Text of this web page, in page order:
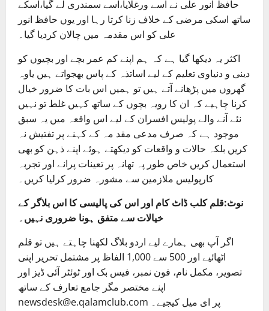
حافظ انور علی نے اسے ورغلایا،اْسے سمندری لے گیا،اسکے
ساتھ اسکی مرضی کے خلاف زنا کرتا رہا اور یوں حافظ انور
علی کو اس مقدمہ میں چالان کردیا گیا۔
اکثر یہ دیکھا گیا ہے کہ ہم اپنے کم عمر بچے اور بچیوں کو
دینی و دنیاوی تعلیم کے لیے اساتذہ کے پاس بھجواتے ہیں یاوہ
گھروں میں پڑھانے آتے ہیں تو ہمیں اس بات کا ضرور خیال
کرنا چاہیے کہ ان کا رویہ بچوں کے ساتھ کہیں غلط تو نہیں
نئے آنے والے پولیس افسران کے لیے اس واقعہ میں یہ سبق
موجود ہے کہ صرف مدعی مقد مہ کے کہنے پر تفتیش نہ
کریں بلکہ حالات و واقعات کو دیکھتے ہوئے اپنے ذہن کو بھی
استعمال کریں خاص طور پہ تھانہ پر تعینات پرانے اور تجربہ
کارپولیس ملازمین سے مشورہ ضرور کرلیا کریں۔
نوٹ:قلم کلب ڈاٹ کام اور اس کی پالیسی کا اس بلاگر کے
خیالات سے متفق ہونا ضروری نہیں۔
اگر آپ بھی ہمارے لیے اردو بلاگ لکھنا چاہتے ہیں تو قلم
اٹھائیے اور 500 سے 1,000 الفاظ پر مشتمل تحریر اپنی
تصویر، مکمل نام، فون نمبر، فیس بک اور ٹوئٹر آئی ڈیز اور
اپنے مختصر مگر جامع تعارف کے ساتھ
newsdesk@e.qalamclub.com پر ای میل کیجیے۔